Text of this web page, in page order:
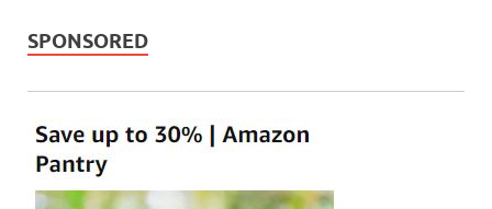
SPONSORED